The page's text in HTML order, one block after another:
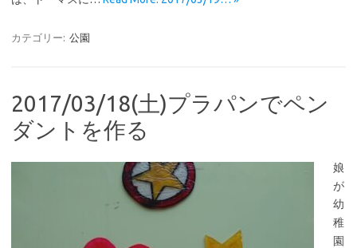
カテゴリー: 公園
2017/03/18(土)プラパンでペン
ダントを作る
娘
が
幼
稚
園